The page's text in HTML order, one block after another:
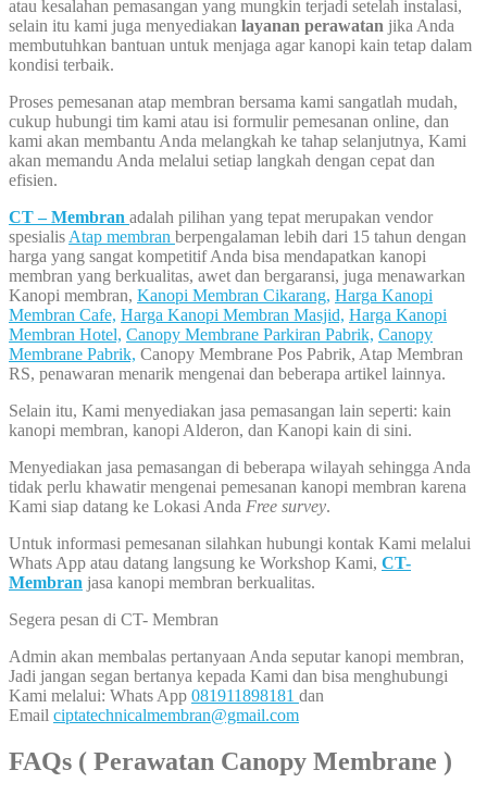
atau kesalahan pemasangan yang mungkin terjadi setelah instalasi,
selain itu kami juga menyediakan layanan perawatan jika Anda
membutuhkan bantuan untuk menjaga agar kanopi kain tetap dalam
kondisi terbaik.
Proses pemesanan atap membran bersama kami sangatlah mudah,
cukup hubungi tim kami atau isi formulir pemesanan online, dan
kami akan membantu Anda melangkah ke tahap selanjutnya, Kami
akan memandu Anda melalui setiap langkah dengan cepat dan
efisien.
CT – Membran adalah pilihan yang tepat merupakan vendor
spesialis Atap membran berpengalaman lebih dari 15 tahun dengan
harga yang sangat kompetitif Anda bisa mendapatkan kanopi
membran yang berkualitas, awet dan bergaransi, juga menawarkan
Kanopi membran, Kanopi Membran Cikarang, Harga Kanopi
Membran Cafe, Harga Kanopi Membran Masjid, Harga Kanopi
Membran Hotel, Canopy Membrane Parkiran Pabrik, Canopy
Membrane Pabrik, Canopy Membrane Pos Pabrik, Atap Membran
RS, penawaran menarik mengenai dan beberapa artikel lainnya.
Selain itu, Kami menyediakan jasa pemasangan lain seperti: kain
kanopi membran, kanopi Alderon, dan Kanopi kain di sini.
Menyediakan jasa pemasangan di beberapa wilayah sehingga Anda
tidak perlu khawatir mengenai pemesanan kanopi membran karena
Kami siap datang ke Lokasi Anda Free survey.
Untuk informasi pemesanan silahkan hubungi kontak Kami melalui
Whats App atau datang langsung ke Workshop Kami, CT-
Membran jasa kanopi membran berkualitas.
Segera pesan di CT- Membran
Admin akan membalas pertanyaan Anda seputar kanopi membran,
Jadi jangan segan bertanya kepada Kami dan bisa menghubungi
Kami melalui: Whats App 081911898181 dan
Email ciptatechnicalmembran@gmail.com
FAQs ( Perawatan Canopy Membrane )